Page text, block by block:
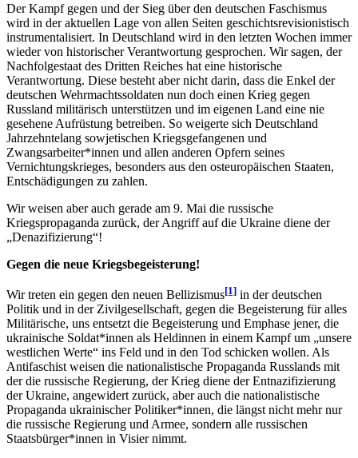
Der Kampf gegen und der Sieg über den deutschen Faschismus
wird in der aktuellen Lage von allen Seiten geschichtsrevisionistisch
instrumentalisiert. In Deutschland wird in den letzten Wochen immer
wieder von historischer Verantwortung gesprochen. Wir sagen, der
Nachfolgestaat des Dritten Reiches hat eine historische
Verantwortung. Diese besteht aber nicht darin, dass die Enkel der
deutschen Wehrmachtssoldaten nun doch einen Krieg gegen
Russland militärisch unterstützen und im eigenen Land eine nie
gesehene Aufrüstung betreiben. So weigerte sich Deutschland
Jahrzehntelang sowjetischen Kriegsgefangenen und
Zwangsarbeiter*innen und allen anderen Opfern seines
Vernichtungskrieges, besonders aus den osteuropäischen Staaten,
Entschädigungen zu zahlen.
Wir weisen aber auch gerade am 9. Mai die russische
Kriegspropaganda zurück, der Angriff auf die Ukraine diene der
„Denazifizierung“!
Gegen die neue Kriegsbegeisterung!
Wir treten ein gegen den neuen Bellizismus[1] in der deutschen
Politik und in der Zivilgesellschaft, gegen die Begeisterung für alles
Militärische, uns entsetzt die Begeisterung und Emphase jener, die
ukrainische Soldat*innen als Heldinnen in einem Kampf um „unsere
westlichen Werte“ ins Feld und in den Tod schicken wollen. Als
Antifaschist weisen die nationalistische Propaganda Russlands mit
der die russische Regierung, der Krieg diene der Entnazifizierung
der Ukraine, angewidert zurück, aber auch die nationalistische
Propaganda ukrainischer Politiker*innen, die längst nicht mehr nur
die russische Regierung und Armee, sondern alle russischen
Staatsbürger*innen in Visier nimmt.